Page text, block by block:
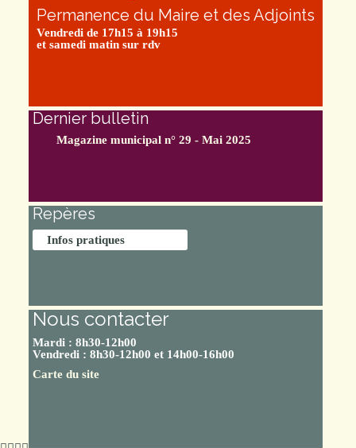
Permanence du Maire et des Adjoints
Vendredi de 17h15 à 19h15
et samedi matin sur rdv
Dernier bulletin
Magazine municipal n° 29 - Mai 2025
Repères
Infos pratiques
Nous contacter
Mardi : 8h30-12h00
Vendredi : 8h30-12h00 et 14h00-16h00
Carte du site